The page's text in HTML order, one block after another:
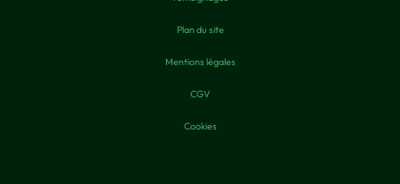
Plan du site
Mentions légales
CGV
Cookies